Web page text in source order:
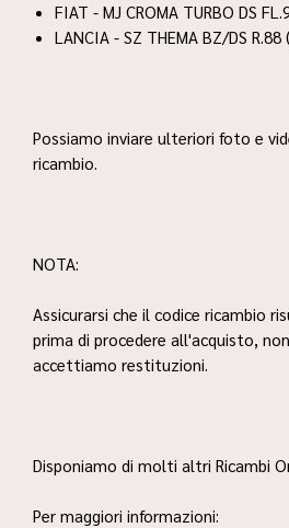
FIAT - MJ CROMA TURBO DS
LANCIA - SZ THEMA BZ/DS
Possiamo inviare ulteriori foto e
ricambio.
NOTA:
Assicurarsi che il codice ricambio
prima di procedere all'acquisto,
accettiamo restituzioni.
Disponiamo di molti altri Ricambi
Per maggiori informazioni: